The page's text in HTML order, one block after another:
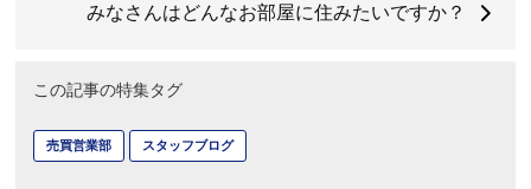
みなさんはどんなお部屋に住みたいですか？
この記事の特集タグ
売買営業部 スタッフブログ